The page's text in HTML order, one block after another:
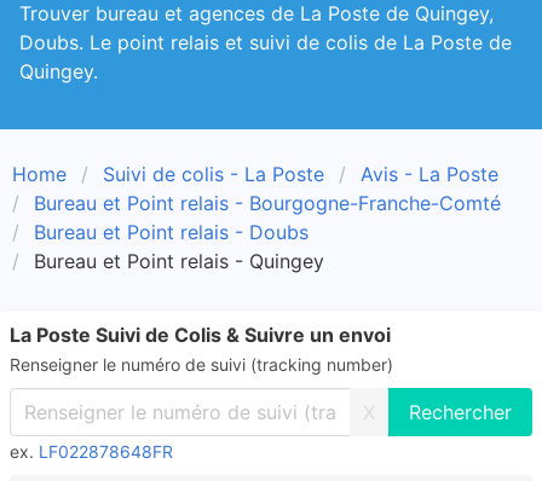
Trouver bureau et agences de La Poste de Quingey,
Doubs. Le point relais et suivi de colis de La Poste de
Quingey.
Home Suivi de colis - La Poste
Avis - La Poste
Bureau et Point relais - Bourgogne-Franche-Comté
Bureau et Point relais - Doubs
Bureau et Point relais - Quingey
La Poste Suivi de Colis & Suivre un envoi
Renseigner le numéro de suivi (tracking number)
X
ex. LF022878648FR